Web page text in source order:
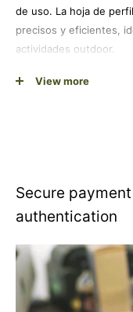
de uso. La hoja de
precisos y eficientes,
actividades outdoor.
Con unas dimensiones
para sus expediciones.
Acero inoxidable de
Diseño escandinavo
supervivencia
Mango ergonómico
View more
Secure
authentication